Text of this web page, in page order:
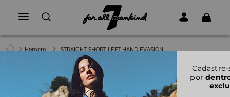
Homem STRAIGHT SHORT LEFT HAND EVASION
por